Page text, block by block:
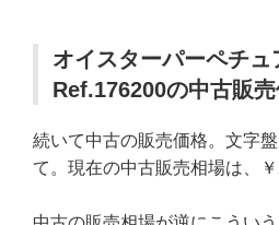
オイスターパーペチュ
Ref.176200の中古販
続いて中古の販売価格。文字
て。現在の中古販売相場は、